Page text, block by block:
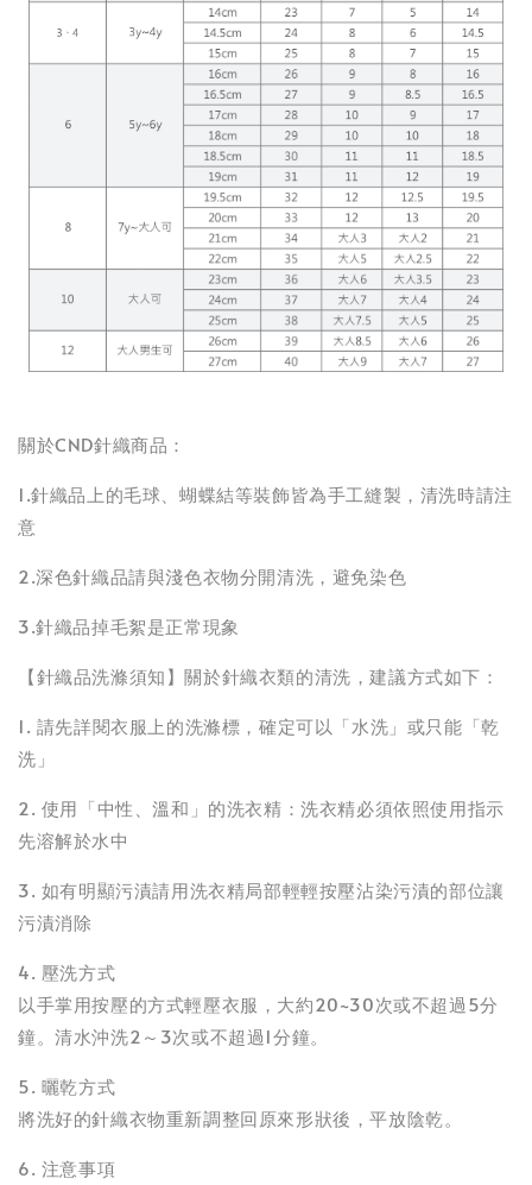
關於CND針織商品：
1.針織品上的毛球、蝴蝶結等裝飾皆為手工縫製，清洗時請注
意
2.深色針織品請與淺色衣物分開清洗，避免染色
3.針織品掉毛絮是正常現象
【針織品洗滌須知】關於針織衣類的清洗，建議方式如下：
1. 請先詳閱衣服上的洗滌標，確定可以「水洗」或只能「乾
洗」
2. 使用「中性、溫和」的洗衣精：洗衣精必須依照使用指示
先溶解於水中
3. 如有明顯污漬請用洗衣精局部輕輕按壓沾染污漬的部位讓
污漬消除
4. 壓洗方式
以手掌用按壓的方式輕壓衣服，大約20~30次或不超過5分
鐘。清水沖洗2～3次或不超過1分鐘。
5. 曬乾方式
將洗好的針織衣物重新調整回原來形狀後，平放陰乾。
6. 注意事項